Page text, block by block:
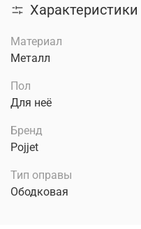
Характеристики
Материал
Металл
Пол
Для неё
Бренд
Pojjet
Тип оправы
Ободковая